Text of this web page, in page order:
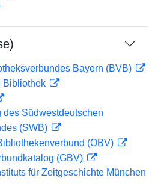
Bayern (BVB)
Bibliothek
des Südwestdeutschen
(SWB)
(OBV)
(GBV)
für Zeitgeschichte München